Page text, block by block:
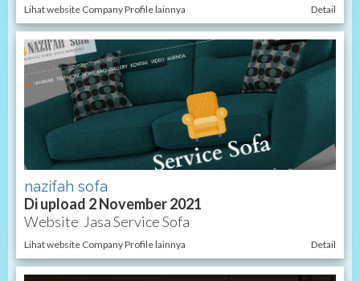
Lihat website Company Profile lainnya Detail
nazifah sofa
Di upload 2 November 2021
Website Jasa Service Sofa
Lihat website Company Profile lainnya Detail